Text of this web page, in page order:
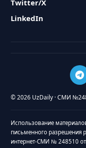
Twitter/X
LinkedIn
© 2026 UzDaily · СМИ
Использование
письменного разрешения
интернет-СМИ № 248510 от